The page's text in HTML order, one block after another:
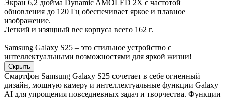
Экран 6,2 дюйма Dynamic AMOLED 2X с частотой
обновления до 120 Гц обеспечивает яркое и плавное
изображение.
Легкий и изящный вес корпуса всего 162 г.
Samsung Galaxy S25 – это стильное устройство с
интеллектуальными возможностями для яркой жизни!
Скрыть
Смартфон Samsung Galaxy S25 сочетает в себе огненный
дизайн, мощную камеру и интеллектуальные функции Galaxy
AI для упрощения повседневных задач и творчества. Функции